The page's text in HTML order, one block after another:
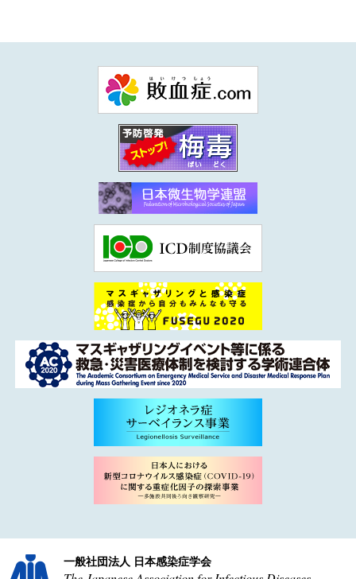
一般社団法人 日本感染症学会